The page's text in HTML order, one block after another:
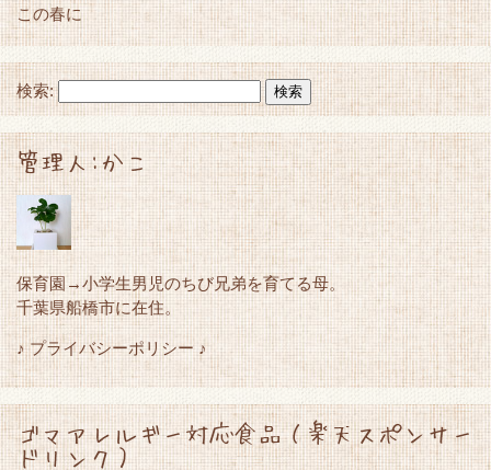
この春に
検索:
管理人:かこ
保育園→小学生男児のちび兄弟を育てる母。
千葉県船橋市に在住。
♪ プライバシーポリシー ♪
ゴマアレルギー対応食品（楽天スポンサー
ドリンク）